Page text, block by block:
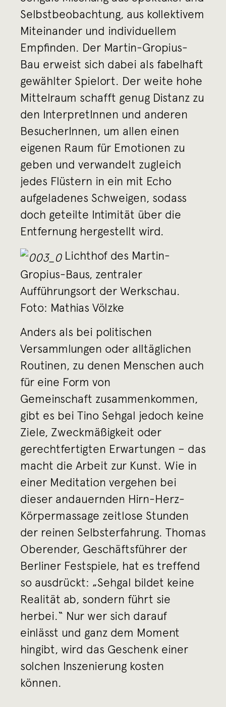
Selbstbeobachtung, aus kollektivem
Miteinander und individuellem
Empfinden. Der Martin-Gropius-
Bau erweist sich dabei als fabelhaft
gewählter Spielort. Der weite hohe
Mittelraum schafft genug Distanz zu
den InterpretInnen und anderen
BesucherInnen, um allen einen
eigenen Raum für Emotionen zu
geben und verwandelt zugleich
jedes Flüstern in ein mit Echo
aufgeladenes Schweigen, sodass
doch geteilte Intimität über die
Entfernung hergestellt wird.
Lichthof des Martin-
Gropius-Baus, zentraler
Aufführungsort der Werkschau.
Foto: Mathias Völzke
Anders als bei politischen
Versammlungen oder alltäglichen
Routinen, zu denen Menschen auch
für eine Form von
Gemeinschaft zusammenkommen,
gibt es bei Tino Sehgal jedoch keine
Ziele, Zweckmäßigkeit oder
gerechtfertigten Erwartungen – das
macht die Arbeit zur Kunst. Wie in
einer Meditation vergehen bei
dieser andauernden Hirn-Herz-
Körpermassage zeitlose Stunden
der reinen Selbsterfahrung. Thomas
Oberender, Geschäftsführer der
Berliner Festspiele, hat es treffend
so ausdrückt: „Sehgal bildet keine
Realität ab, sondern führt sie
herbei.“ Nur wer sich darauf
einlässt und ganz dem Moment
hingibt, wird das Geschenk einer
solchen Inszenierung kosten
können.